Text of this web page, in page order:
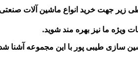
زیر جهت خرید انواع ماشین آلات
ویژه ما نیز بهره مند شوید.
سازی طیبی پور با این مجموعه آشنا